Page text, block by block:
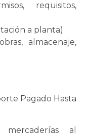
requisitos,
a planta)
almacenaje,
Pagado Hasta
al